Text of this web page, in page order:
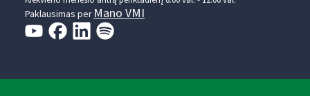
Paklausimas per Mano VMI